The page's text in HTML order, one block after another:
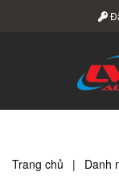
Trang chủ | Danh